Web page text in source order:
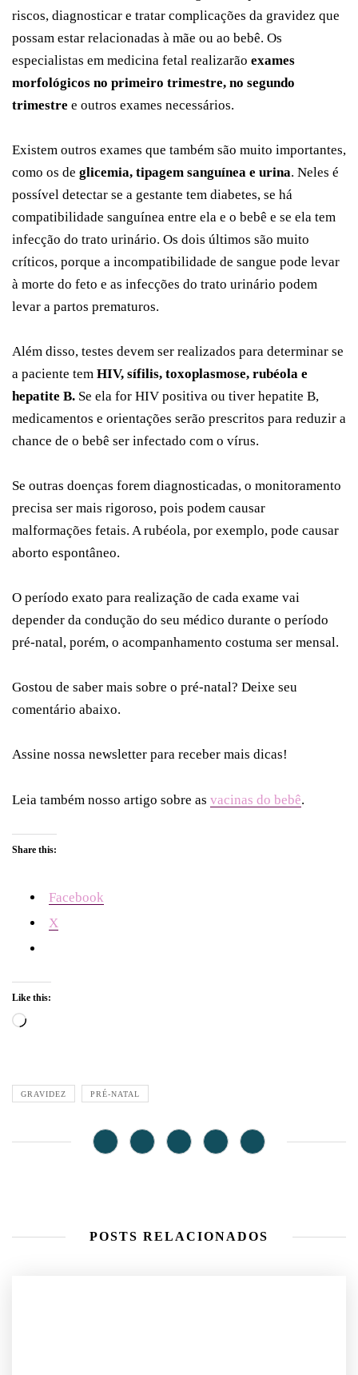
riscos, diagnosticar e tratar complicações da gravidez que
possam estar relacionadas à mãe ou ao bebê. Os
especialistas em medicina fetal realizarão exames
morfológicos no primeiro trimestre, no segundo
trimestre e outros exames necessários.
Existem outros exames que também são muito importantes,
como os de glicemia, tipagem sanguínea e urina. Neles é
possível detectar se a gestante tem diabetes, se há
compatibilidade sanguínea entre ela e o bebê e se ela tem
infecção do trato urinário. Os dois últimos são muito
críticos, porque a incompatibilidade de sangue pode levar
à morte do feto e as infecções do trato urinário podem
levar a partos prematuros.
Além disso, testes devem ser realizados para determinar se
a paciente tem HIV, sífilis, toxoplasmose, rubéola e
hepatite B. Se ela for HIV positiva ou tiver hepatite B,
medicamentos e orientações serão prescritos para reduzir a
chance de o bebê ser infectado com o vírus.
Se outras doenças forem diagnosticadas, o monitoramento
precisa ser mais rigoroso, pois podem causar
malformações fetais. A rubéola, por exemplo, pode causar
aborto espontâneo.
O período exato para realização de cada exame vai
depender da condução do seu médico durante o período
pré-natal, porém, o acompanhamento costuma ser mensal.
Gostou de saber mais sobre o pré-natal? Deixe seu
comentário abaixo.
Assine nossa newsletter para receber mais dicas!
Leia também nosso artigo sobre as vacinas do bebê.
Share this:
Facebook
X
Like this:
Loading…
GRAVIDEZ PRÉ-NATAL
POSTS RELACIONADOS